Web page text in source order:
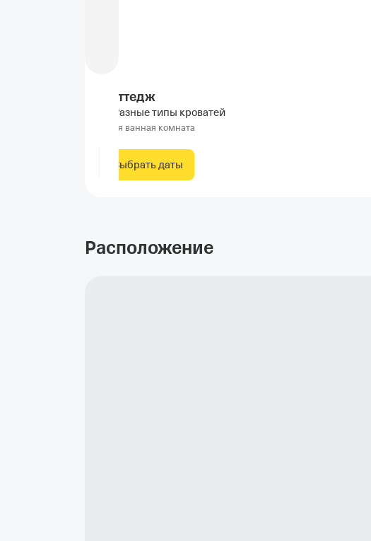
Коттедж
Разные типы кроватей
Своя ванная комната
Выбрать даты
Расположение